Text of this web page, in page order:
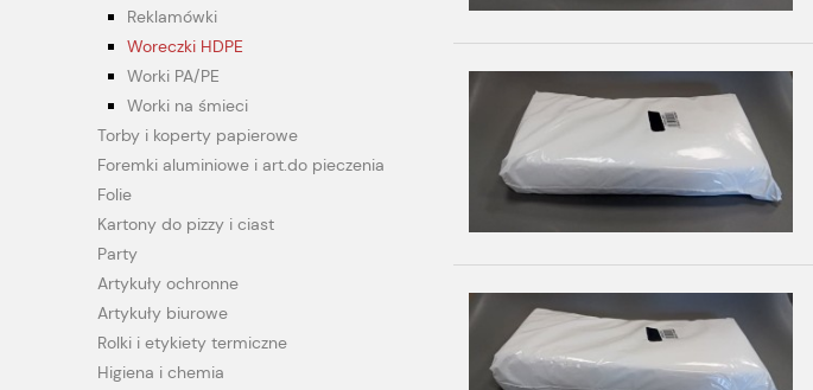
Reklamówki
Woreczki HDPE
Worki PA/PE
Worki na śmieci
Torby i koperty papierowe
Foremki aluminiowe i art.do pieczenia
Folie
Kartony do pizzy i ciast
Party
Artykuły ochronne
Artykuły biurowe
Rolki i etykiety termiczne
Higiena i chemia